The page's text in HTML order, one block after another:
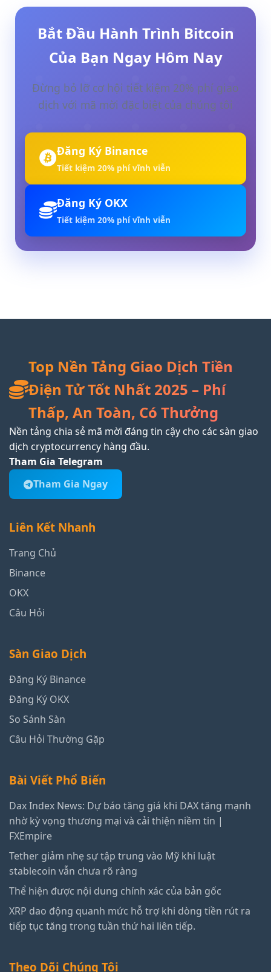
Bắt Đầu Hành Trình Bitcoin
Của Bạn Ngay Hôm Nay
Đừng bỏ lỡ cơ hội tiết kiệm 20% phí giao
dịch với mã mời đặc biệt của chúng tôi
Đăng Ký Binance
Tiết kiệm 20% phí vĩnh viễn
Đăng Ký OKX
Tiết kiệm 20% phí vĩnh viễn
Top Nền Tảng Giao Dịch Tiền
Điện Tử Tốt Nhất 2025 – Phí
Thấp, An Toàn, Có Thưởng
Nền tảng chia sẻ mã mời đáng tin cậy cho các sàn giao
dịch cryptocurrency hàng đầu.
Tham Gia Telegram
Tham Gia Ngay
Liên Kết Nhanh
Trang Chủ
Binance
OKX
Câu Hỏi
Sàn Giao Dịch
Đăng Ký Binance
Đăng Ký OKX
So Sánh Sàn
Câu Hỏi Thường Gặp
Bài Viết Phổ Biến
Dax Index News: Dự báo tăng giá khi DAX tăng mạnh
nhờ kỳ vọng thương mại và cải thiện niềm tin |
FXEmpire
Tether giảm nhẹ sự tập trung vào Mỹ khi luật
stablecoin vẫn chưa rõ ràng
Thể hiện được nội dung chính xác của bản gốc
XRP dao động quanh mức hỗ trợ khi dòng tiền rút ra
tiếp tục tăng trong tuần thứ hai liên tiếp.
Theo Dõi Chúng Tôi